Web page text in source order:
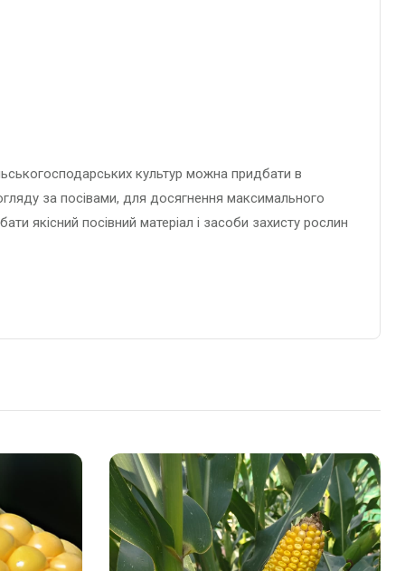
культур можна придбати в
за посівами, для досягнення максимального
якісний посівний матеріал і засоби захисту рослин